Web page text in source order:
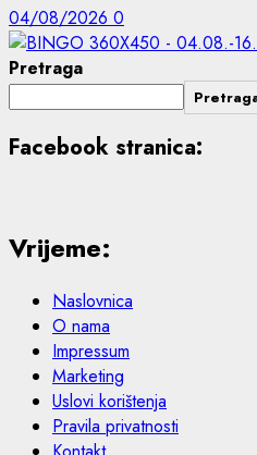
04/08/2026 0
Pretraga
Facebook stranica:
Vrijeme:
Naslovnica
O nama
Impressum
Marketing
Uslovi korištenja
Pravila privatnosti